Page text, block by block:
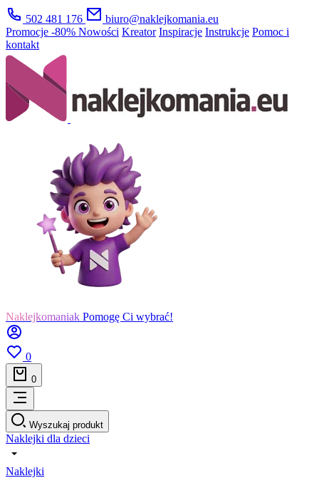
502 481 176
biuro@naklejkomania.eu
Promocje -80% Nowości Kreator Inspiracje Instrukcje Pomoc i
kontakt
Naklejkomaniak Pomogę Ci wybrać!
0
0
Wyszukaj produkt
Naklejki dla dzieci
Naklejki